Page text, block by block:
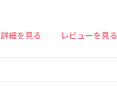
詳細を見る レビューを見る